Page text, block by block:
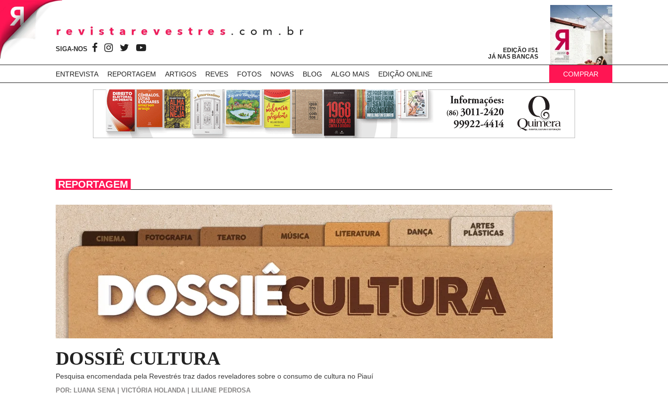
SIGA-NOS
EDIÇÃO #51
JÁ NAS BANCAS
ENTREVISTA REPORTAGEM ARTIGOS REVES FOTOS NOVAS BLOG ALGO MAIS EDIÇÃO ONLINE COMPRAR
REPORTAGEM
DOSSIÊ CULTURA
Pesquisa encomendada pela Revestrés traz dados reveladores sobre o consumo de cultura no Piauí
POR: LUANA SENA | VICTÓRIA HOLANDA | LILIANE PEDROSA